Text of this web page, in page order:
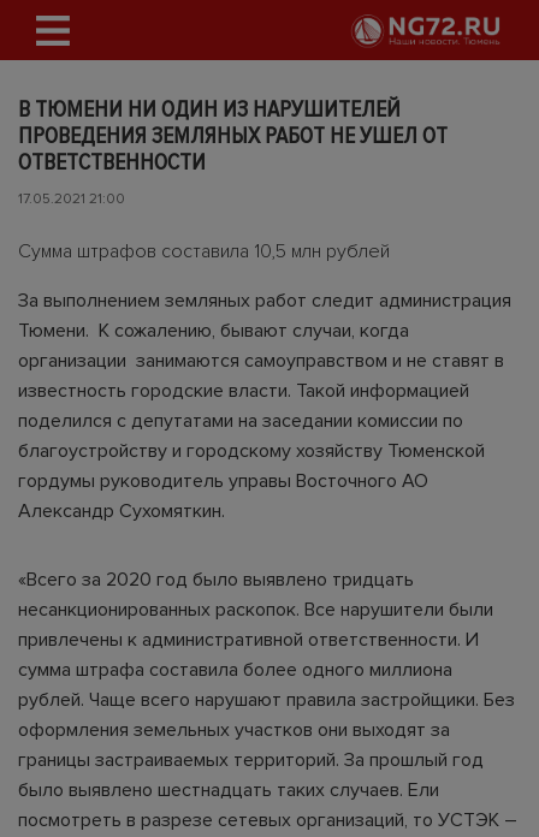
В ТЮМЕНИ НИ ОДИН ИЗ НАРУШИТЕЛЕЙ
ПРОВЕДЕНИЯ ЗЕМЛЯНЫХ РАБОТ НЕ УШЕЛ ОТ
ОТВЕТСТВЕННОСТИ
17.05.2021 21:00
Сумма штрафов составила 10,5 млн рублей
За выполнением земляных работ следит администрация
Тюмени. К сожалению, бывают случаи, когда
организации занимаются самоуправством и не ставят в
известность городские власти. Такой информацией
поделился с депутатами на заседании комиссии по
благоустройству и городскому хозяйству Тюменской
гордумы руководитель управы Восточного АО
Александр Сухомяткин.
«Всего за 2020 год было выявлено тридцать
несанкционированных раскопок. Все нарушители были
привлечены к административной ответственности. И
сумма штрафа составила более одного миллиона
рублей. Чаще всего нарушают правила застройщики. Без
оформления земельных участков они выходят за
границы застраиваемых территорий. За прошлый год
было выявлено шестнадцать таких случаев. Ели
посмотреть в разрезе сетевых организаций, то УСТЭК –